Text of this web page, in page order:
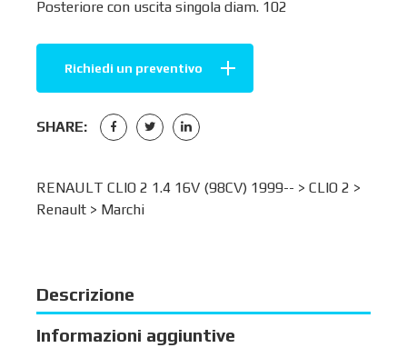
Posteriore con uscita singola diam. 102
Richiedi un preventivo
SHARE:
RENAULT CLIO 2 1.4 16V (98CV) 1999-- > CLIO 2 >
Renault > Marchi
Descrizione
Informazioni aggiuntive